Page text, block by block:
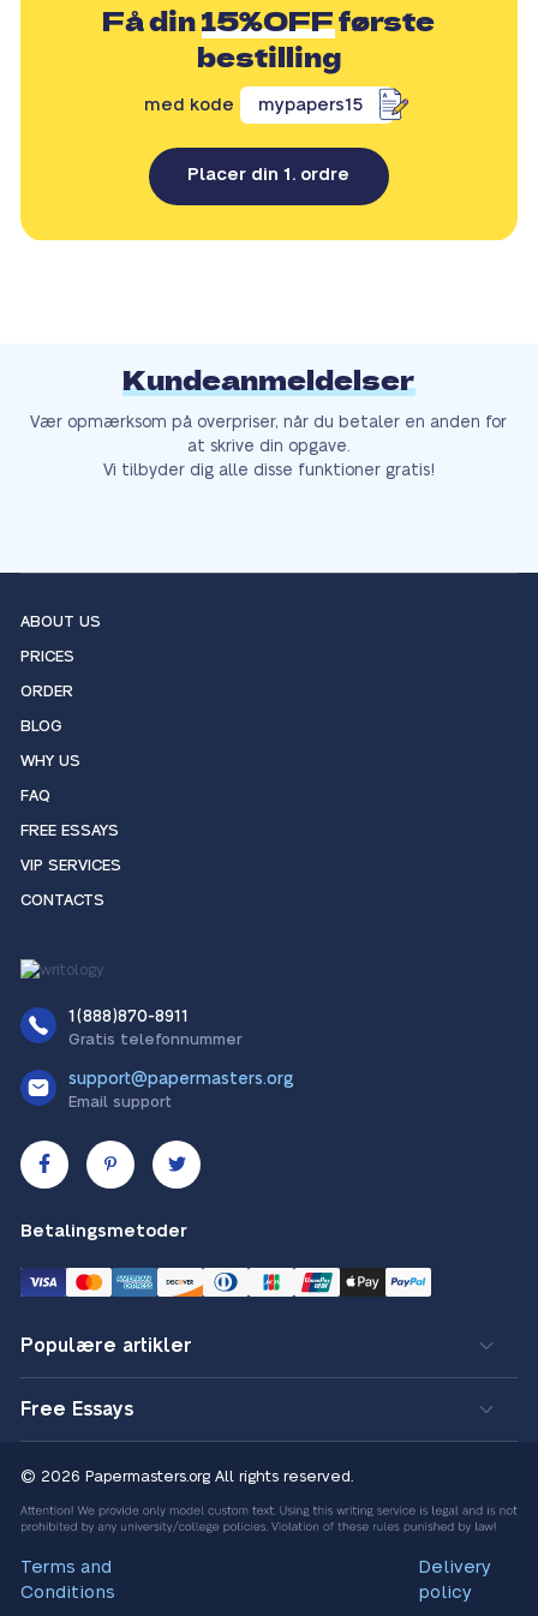
Få din15%OFFførste
bestilling
med kode mypapers15
Placer din 1. ordre
Kundeanmeldelser
Vær opmærksom på overpriser, når du betaler en anden for
at skrive din opgave.
Vi tilbyder dig alle disse funktioner gratis!
ABOUT US
PRICES
ORDER
BLOG
WHY US
FAQ
FREE ESSAYS
VIP SERVICES
CONTACTS
1(888)870-8911
Gratis telefonnummer
support@papermasters.org
Email support
Betalingsmetoder
Populære artikler
Free Essays
© 2026 Papermasters.org All rights reserved.
Terms and
Conditions
Delivery
policy